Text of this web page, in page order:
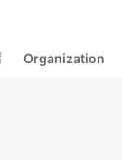
Organization